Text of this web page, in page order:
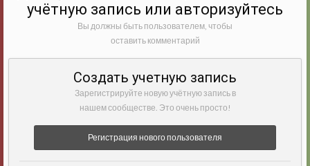
учётную запись или авторизуйтесь
Вы должны быть пользователем, чтобы
оставить комментарий
Создать учетную запись
Зарегистрируйте новую учётную запись в
нашем сообществе. Это очень просто!
Регистрация нового пользователя